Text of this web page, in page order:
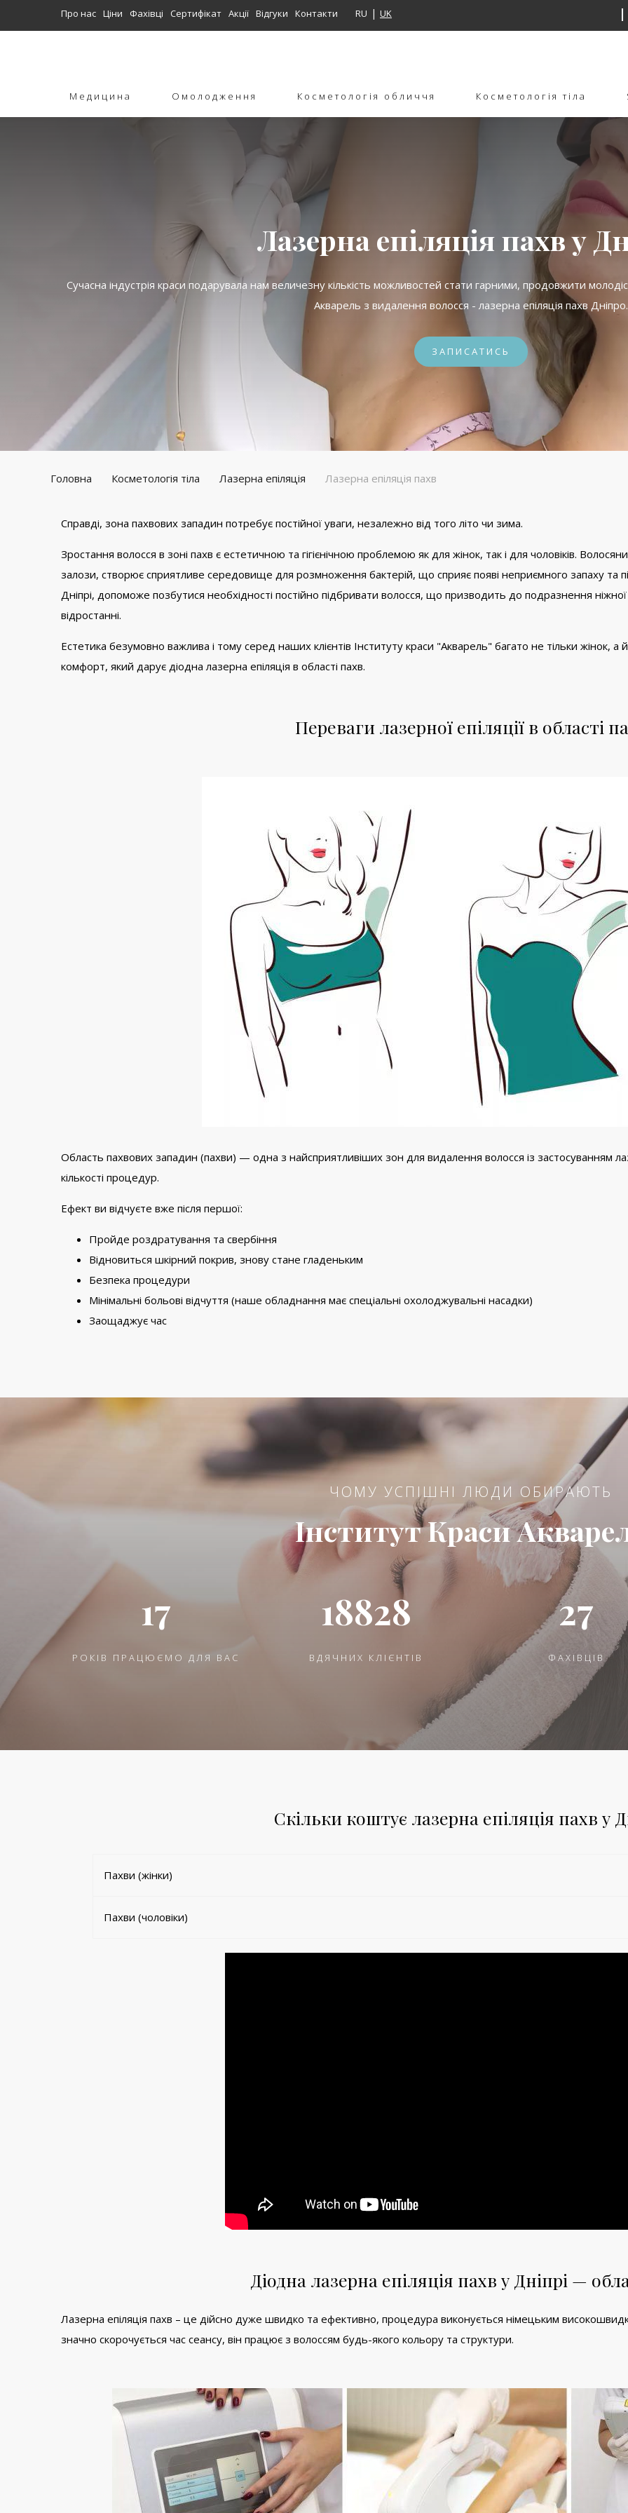
Про нас Ціни Фахівці Сертифікат Акції Відгуки Контакти RU UK
Медицина Омолодження Косметологія обличчя Косметологія тіла
Лазерна епіляція пахв у
Сучасна індустрія краси подарувала нам величезну кількість можливостей стати гарними, продовжити
Акварель з видалення волосся - лазерна епіляція пахв Дніпро.
ЗАПИСАТИСЬ
Головна Косметологія тіла Лазерна епіляція Лазерна епіляція пахв
Справді, зона пахвових западин потребує постійної уваги, незалежно від того літо чи зима.
Зростання волосся в зоні пахв є естетичною та гігієнічною проблемою як для жінок, так і для чоловіків.
залози, створює сприятливе середовище для розмноження бактерій, що сприяє появі неприємного запаху та
Дніпрі, допоможе позбутися необхідності постійно підбривати волосся, що призводить до подразнення
відростанні.
Естетика безумовно важлива і тому серед наших клієнтів Інституту краси "Акварель" багато не тільки жінок, а
комфорт, який дарує діодна лазерна епіляція в області пахв.
Переваги лазерної епіляції в області
Область пахвових западин (пахви) — одна з найсприятливіших зон для видалення волосся із застосуванням
кількості процедур.
Ефект ви відчуєте вже після першої:
Пройде роздратування та свербіння
Відновиться шкірний покрив, знову стане гладеньким
Безпека процедури
Мінімальні больові відчуття (наше обладнання має спеціальні охолоджувальні насадки)
Заощаджує час
ЧОМУ УСПІШНІ ЛЮДИ ОБИРАЮТЬ
Інститут Краси
17
РОКІВ ПРАЦЮЄМО ДЛЯ ВАС
18828
ВДЯЧНИХ КЛІЄНТІВ
27
ФАХІВЦІВ
Скільки коштує лазерна епіляція пахв у
Пахви (жінки)
Пахви (чоловіки)
Діодна лазерна епіляція пахв у Дніпрі —
Лазерна епіляція пахв – це дійсно дуже швидко та ефективно, процедура виконується німецьким
значно скорочується час сеансу, він працює з волоссям будь-якого кольору та структури.